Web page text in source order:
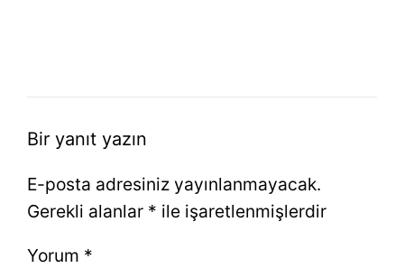
Bir yanıt yazın
E-posta adresiniz yayınlanmayacak.
Gerekli alanlar * ile işaretlenmişlerdir
Yorum *